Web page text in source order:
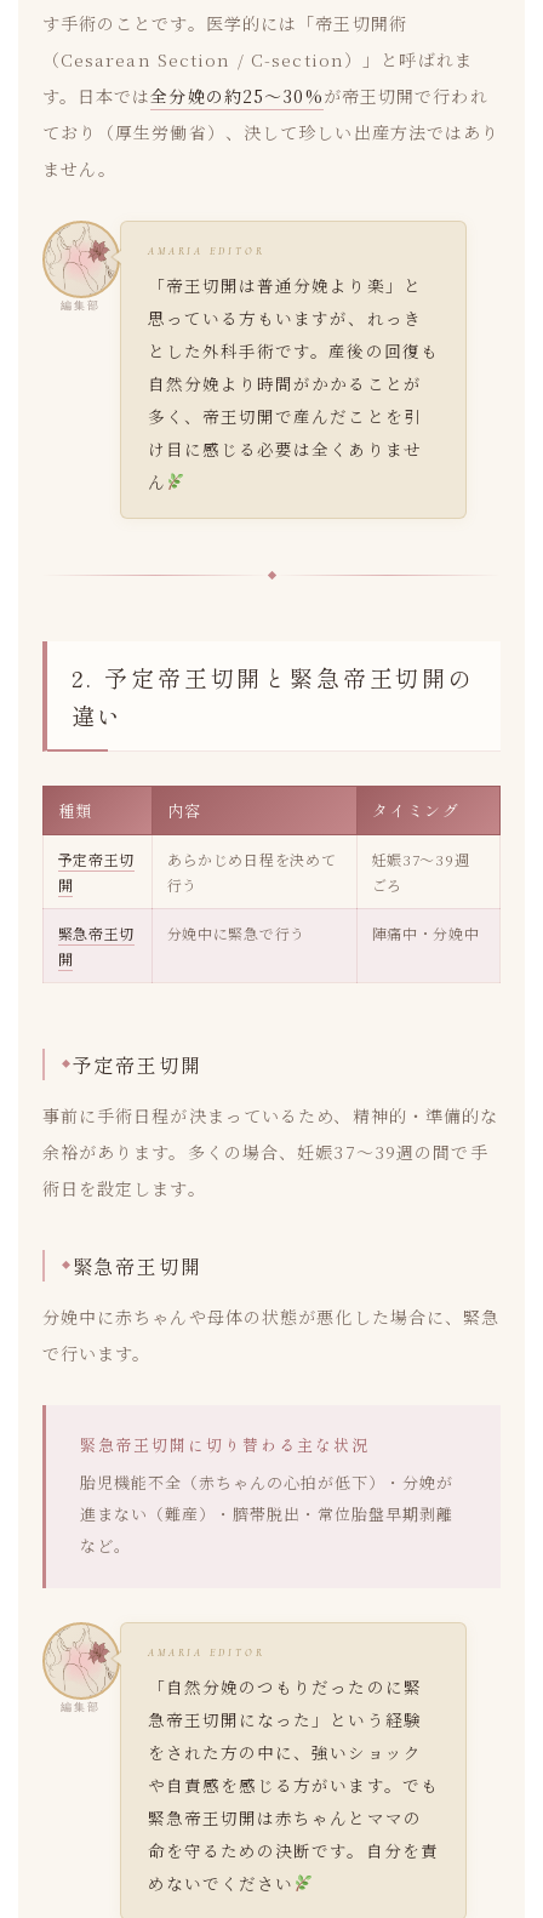
す手術のことです。医学的には「帝王切開術
（Cesarean Section / C-section）」と呼ばれま
す。日本では全分娩の約25〜30%が帝王切開で行われ
ており（厚生労働省）、決して珍しい出産方法ではあり
ません。
編集部
AMARIA EDITOR
「帝王切開は普通分娩より楽」と
思っている方もいますが、れっき
とした外科手術です。産後の回復も
自然分娩より時間がかかることが
多く、帝王切開で産んだことを引
け目に感じる必要は全くありませ
ん
2. 予定帝王切開と緊急帝王切開の
違い
種類 内容 タイミング
予定帝王切
開
あらかじめ日程を決めて
行う
妊娠37〜39週
ごろ
緊急帝王切
開
分娩中に緊急で行う 陣痛中・分娩中
予定帝王切開
事前に手術日程が決まっているため、精神的・準備的な
余裕があります。多くの場合、妊娠37〜39週の間で手
術日を設定します。
緊急帝王切開
分娩中に赤ちゃんや母体の状態が悪化した場合に、緊急
で行います。
緊急帝王切開に切り替わる主な状況
胎児機能不全（赤ちゃんの心拍が低下）・分娩が
進まない（難産）・臍帯脱出・常位胎盤早期剥離
など。
編集部
AMARIA EDITOR
「自然分娩のつもりだったのに緊
急帝王切開になった」という経験
をされた方の中に、強いショック
や自責感を感じる方がいます。でも
緊急帝王切開は赤ちゃんとママの
命を守るための決断です。自分を責
めないでください